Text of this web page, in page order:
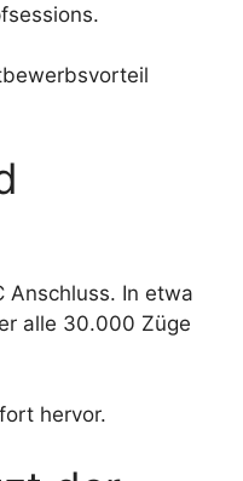
Anschluss. In etwa
alle 30.000 Züge
hervor.